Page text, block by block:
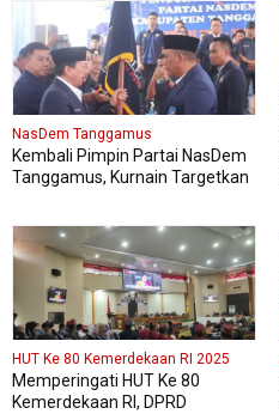
NasDem Tanggamus
Kembali Pimpin Partai NasDem
Tanggamus, Kurnain Targetkan
HUT Ke 80 Kemerdekaan RI 2025
Memperingati HUT Ke 80
Kemerdekaan RI, DPRD